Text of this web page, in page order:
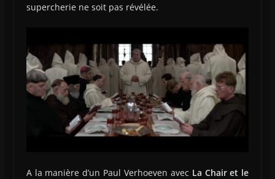
supercherie ne soit pas révélée.
A la manière d’un Paul Verhoeven avec La Chair et le